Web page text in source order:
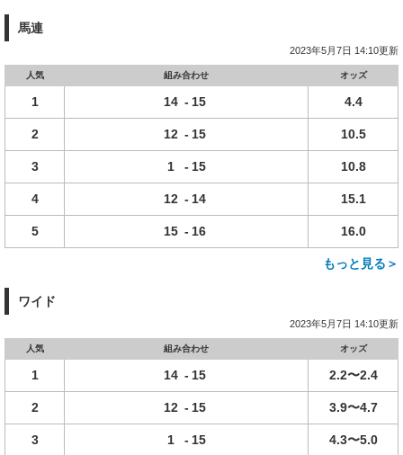
馬連
2023年5月7日 14:10更新
人気 組み合わせ オッズ
1 14 - 15 4.4
2 12 - 15 10.5
3 1 - 15 10.8
4 12 - 14 15.1
5 15 - 16 16.0
もっと見る＞
ワイド
2023年5月7日 14:10更新
人気 組み合わせ オッズ
1 14 - 15 2.2〜2.4
2 12 - 15 3.9〜4.7
3 1 - 15 4.3〜5.0